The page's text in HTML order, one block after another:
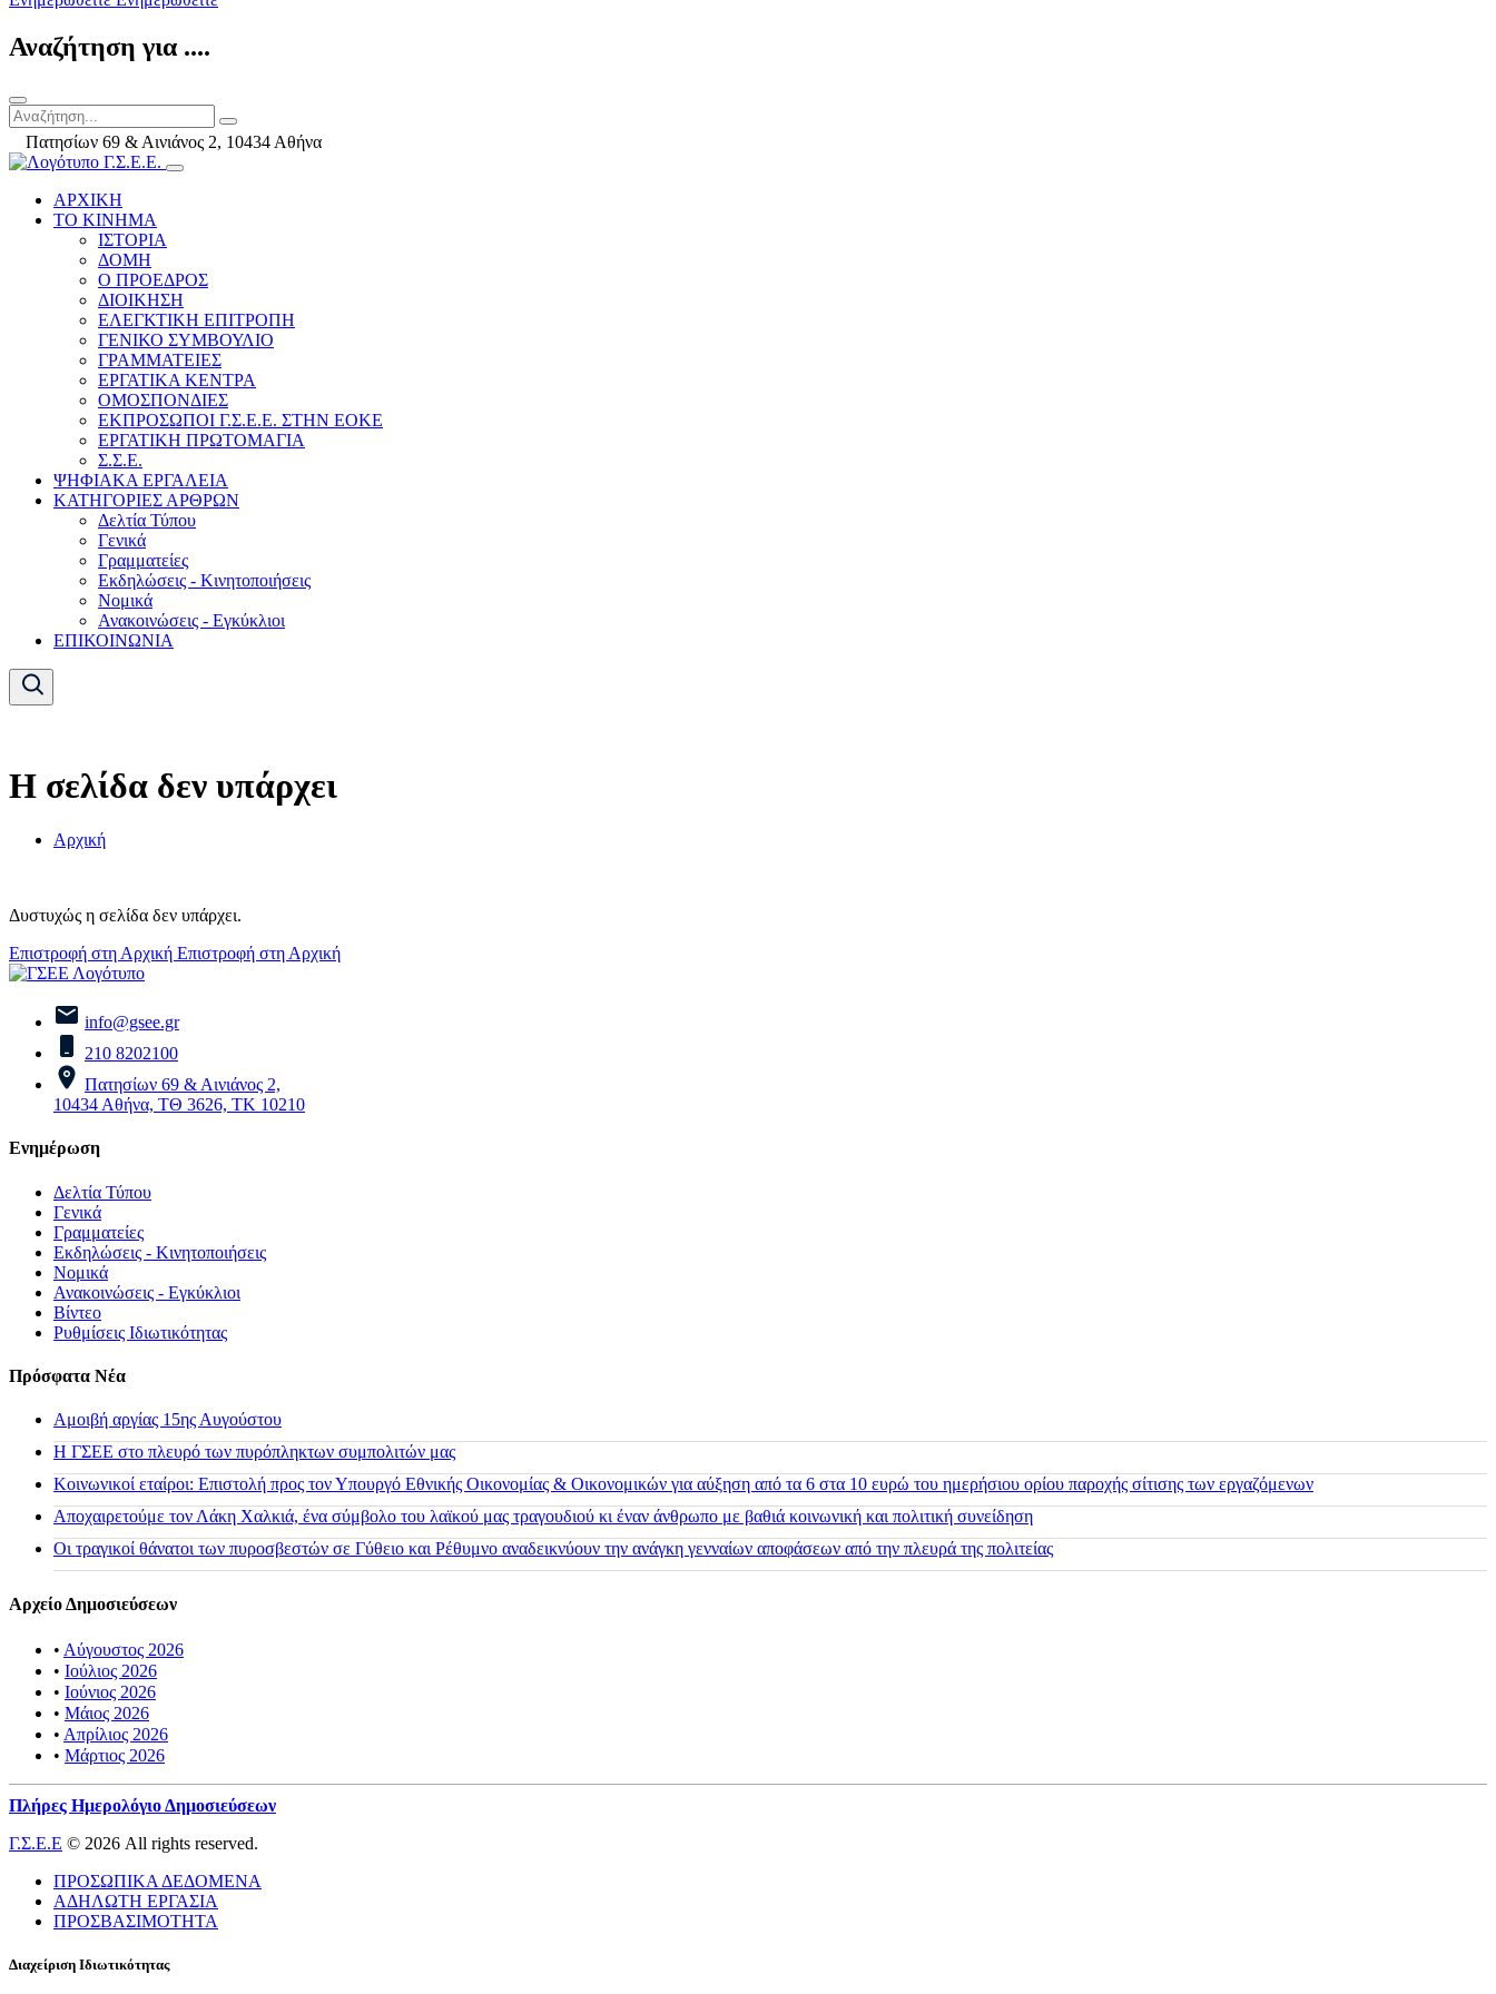
Αναζήτηση για ....
Πατησίων 69 & Αινιάνος 2, 10434 Αθήνα
ΑΡΧΙΚΗ
ΤΟ ΚΙΝΗΜΑ
ΙΣΤΟΡΙΑ
ΔΟΜΗ
Ο ΠΡΟΕΔΡΟΣ
ΔΙΟΙΚΗΣΗ
ΕΛΕΓΚΤΙΚΗ ΕΠΙΤΡΟΠΗ
ΓΕΝΙΚΟ ΣΥΜΒΟΥΛΙΟ
ΓΡΑΜΜΑΤΕΙΕΣ
ΕΡΓΑΤΙΚΑ ΚΕΝΤΡΑ
ΟΜΟΣΠΟΝΔΙΕΣ
ΕΚΠΡΟΣΩΠΟΙ Γ.Σ.Ε.Ε. ΣΤΗΝ ΕΟΚΕ
ΕΡΓΑΤΙΚΗ ΠΡΩΤΟΜΑΓΙΑ
Σ.Σ.Ε.
ΨΗΦΙΑΚΑ ΕΡΓΑΛΕΙΑ
ΚΑΤΗΓΟΡΙΕΣ ΑΡΘΡΩΝ
Δελτία Τύπου
Γενικά
Γραμματείες
Εκδηλώσεις - Κινητοποιήσεις
Νομικά
Ανακοινώσεις - Εγκύκλιοι
ΕΠΙΚΟΙΝΩΝΙΑ
Η σελίδα δεν υπάρχει
Αρχική
Δυστυχώς η σελίδα δεν υπάρχει.
Επιστροφή στη Αρχική Επιστροφή στη Αρχική
info@gsee.gr
210 8202100
Πατησίων 69 & Αινιάνος 2,
10434 Αθήνα, ΤΘ 3626, ΤΚ 10210
Ενημέρωση
Δελτία Τύπου
Γενικά
Γραμματείες
Εκδηλώσεις - Κινητοποιήσεις
Νομικά
Ανακοινώσεις - Εγκύκλιοι
Βίντεο
Ρυθμίσεις Ιδιωτικότητας
Πρόσφατα Νέα
Αμοιβή αργίας 15ης Αυγούστου
H ΓΣΕΕ στο πλευρό των πυρόπληκτων συμπολιτών μας
Κοινωνικοί εταίροι: Επιστολή προς τον Υπουργό Εθνικής Οικονομίας & Οικονομικών για αύξηση από τα 6 στα 10 ευρώ του ημερήσιου ορίου παροχής σίτισης των εργαζόμενων
Αποχαιρετούμε τον Λάκη Χαλκιά, ένα σύμβολο του λαϊκού μας τραγουδιού κι έναν άνθρωπο με βαθιά κοινωνική και πολιτική συνείδηση
Οι τραγικοί θάνατοι των πυροσβεστών σε Γύθειο και Ρέθυμνο αναδεικνύουν την ανάγκη γενναίων αποφάσεων από την πλευρά της πολιτείας
Αρχείο Δημοσιεύσεων
• Αύγουστος 2026
• Ιούλιος 2026
• Ιούνιος 2026
• Μάιος 2026
• Απρίλιος 2026
• Μάρτιος 2026
Πλήρες Ημερολόγιο Δημοσιεύσεων
Γ.Σ.Ε.Ε © 2026 All rights reserved.
ΠΡΟΣΩΠΙΚΑ ΔΕΔΟΜΕΝΑ
ΑΔΗΛΩΤΗ ΕΡΓΑΣΙΑ
ΠΡΟΣΒΑΣΙΜΟΤΗΤΑ
Διαχείριση Ιδιωτικότητας